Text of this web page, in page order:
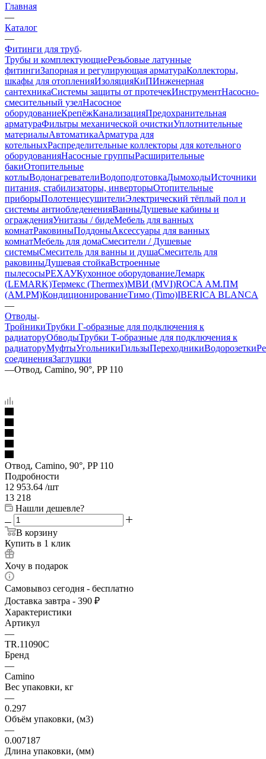
Главная
—
Каталог
—
Фитинги для труб
Трубы и комплектующиеРезьбовые латунные
фитингиЗапорная и регулирующая арматураКоллекторы,
шкафы для отопленияИзоляцияКиПИнженерная
сантехникаСистемы защиты от протечекИнструментНасосно-
смесительный узелНасосное
оборудованиеКрепёжКанализацияПредохранительная
арматураФильтры механической очисткиУплотнительные
материалыАвтоматикаАрматура для
котельныхРаспределительные коллекторы для котельного
оборудованияНасосные группыРасширительные
бакиОтопительные
котлыВодонагревателиВодоподготовкаДымоходыИсточники
питания, стабилизаторы, инверторыОтопительные
приборыПолотенцесушителиЭлектрический тёплый пол и
системы антиобледененияВанныДушевые кабины и
огражденияУнитазы / бидеМебель для ванных
комнатРаковиныПоддоныАксессуары для ванных
комнатМебель для домаСмесители / Душевые
системыСмеситель для ванны и душаСмеситель для
раковиныДушевая стойкаВстроенные
пылесосыРЕХАУКухонное оборудованиеЛемарк
(LEMARK)Термекс (Thermex)МВИ (MVI)ROCA АМ.ПМ
(AM.PM)КондиционированиеТимо (Timo)IBERICA BLANCA
—
Отводы
ТройникиТрубки Г-образные для подключения к
радиаторуОбводыТрубки T-образные для подключения к
радиаторуМуфтыУгольникиГильзыПереходникиВодорозетки
соединенияЗаглушки
—Отвод, Camino, 90°, PP 110
Отвод, Camino, 90°, PP 110
Подробности
12 953.64 /шт
13 218
Нашли дешевле?
В корзину
Купить в 1 клик
Хочу в подарок
Самовывоз сегодня - бесплатно
Доставка завтра - 390 ₽
Характеристики
Артикул
—
TR.11090C
Бренд
—
Camino
Вес упаковки, кг
—
0.297
Объём упаковки, (м3)
—
0.007187
Длина упаковки, (мм)